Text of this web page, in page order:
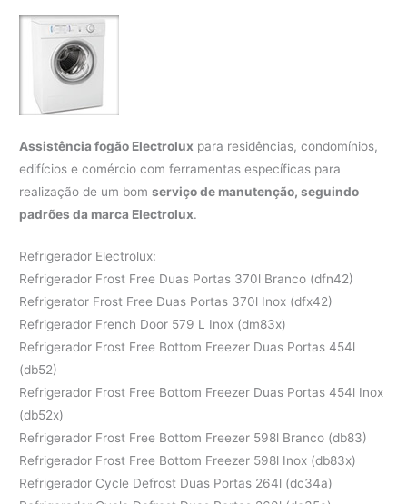
Assistência fogão Electrolux para residências, condomínios,
edifícios e comércio com ferramentas específicas para
realização de um bomserviço de manutenção, seguindo
padrões da marca Electrolux.
Refrigerador Electrolux:
Refrigerador Frost Free Duas Portas 370l Branco (dfn42)
Refrigerator Frost Free Duas Portas 370l Inox (dfx42)
Refrigerador French Door 579 L Inox (dm83x)
Refrigerador Frost Free Bottom Freezer Duas Portas 454l
(db52)
Refrigerador Frost Free Bottom Freezer Duas Portas 454l Inox
(db52x)
Refrigerador Frost Free Bottom Freezer 598l Branco (db83)
Refrigerador Frost Free Bottom Freezer 598l Inox (db83x)
Refrigerador Cycle Defrost Duas Portas 264l (dc34a)